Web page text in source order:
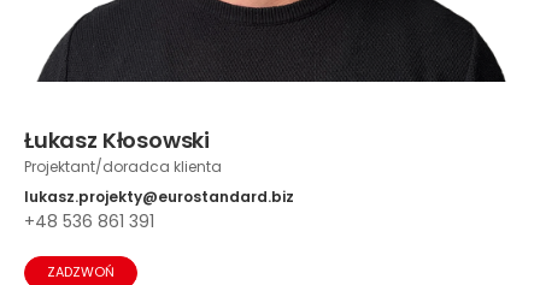
Łukasz Kłosowski
Projektant/doradca klienta
lukasz.projekty@eurostandard.biz
+48 536 861 391
ZADZWOŃ